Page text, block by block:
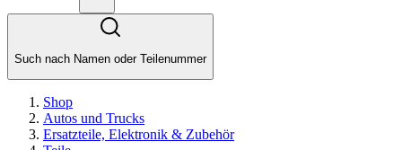
Such nach Namen oder Teilenummer
Shop
Autos und Trucks
Ersatzteile, Elektronik & Zubehör